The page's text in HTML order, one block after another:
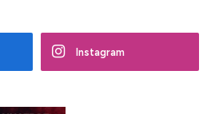
Instagram